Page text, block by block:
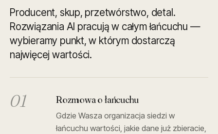
Producent, skup, przetwórstwo, detal.
Rozwiązania AI pracują w całym łańcuchu —
wybieramy punkt, w którym dostarczą
najwięcej wartości.
01 Rozmowa o łańcuchu
Gdzie Wasza organizacja siedzi w
łańcuchu wartości, jakie dane już zbieracie,